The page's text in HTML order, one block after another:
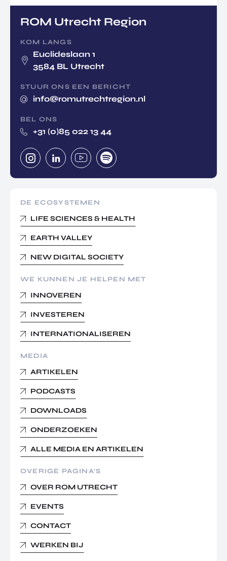
ROM Utrecht Region
KOM LANGS
Euclideslaan 1
3584 BL Utrecht
STUUR ONS EEN BERICHT
info@romutrechtregion.nl
BEL ONS
+31 (0)85 022 13 44
DE ECOSYSTEMEN
LIFE SCIENCES & HEALTH
EARTH VALLEY
NEW DIGITAL SOCIETY
WE KUNNEN JE HELPEN MET
INNOVEREN
INVESTEREN
INTERNATIONALISEREN
MEDIA
ARTIKELEN
PODCASTS
DOWNLOADS
ONDERZOEKEN
ALLE MEDIA EN ARTIKELEN
OVERIGE PAGINA’S
OVER ROM UTRECHT
EVENTS
CONTACT
WERKEN BIJ